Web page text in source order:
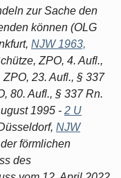
zur Sache den
können (OLG
NJW 1963,
ZPO, 4. Aufl.,
23. Aufl., § 337
80. Aufl., § 337 Rn.
1995 - 2 U
NJW
förmlichen
des